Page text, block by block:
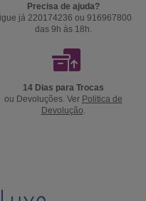
Precisa de ajuda?
já 220174236 ou 916967800
das 9h às 18h.
14 Dias para Trocas
ou Devoluções. Ver Politica de
Devolução.